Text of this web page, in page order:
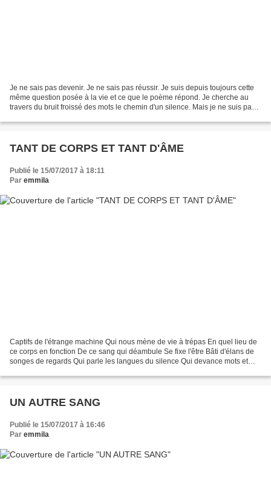
Je ne sais pas devenir. Je ne sais pas réussir. Je suis depuis toujours cette
même question posée à la vie et ce que le poème répond. Je cherche au
travers du bruit froissé des mots le chemin d'un silence. Mais je ne suis pas
TANT DE CORPS ET TANT D'ÂME
Publié le 15/07/2017 à 18:11
Par emmila
Captifs de l'étrange machine Qui nous mène de vie à trépas En quel lieu de
ce corps en fonction De ce sang qui déambule Se fixe l'être Bâti d'élans de
songes de regards Qui parle les langues du silence Qui devance mots et
UN AUTRE SANG
Publié le 15/07/2017 à 16:46
Par emmila